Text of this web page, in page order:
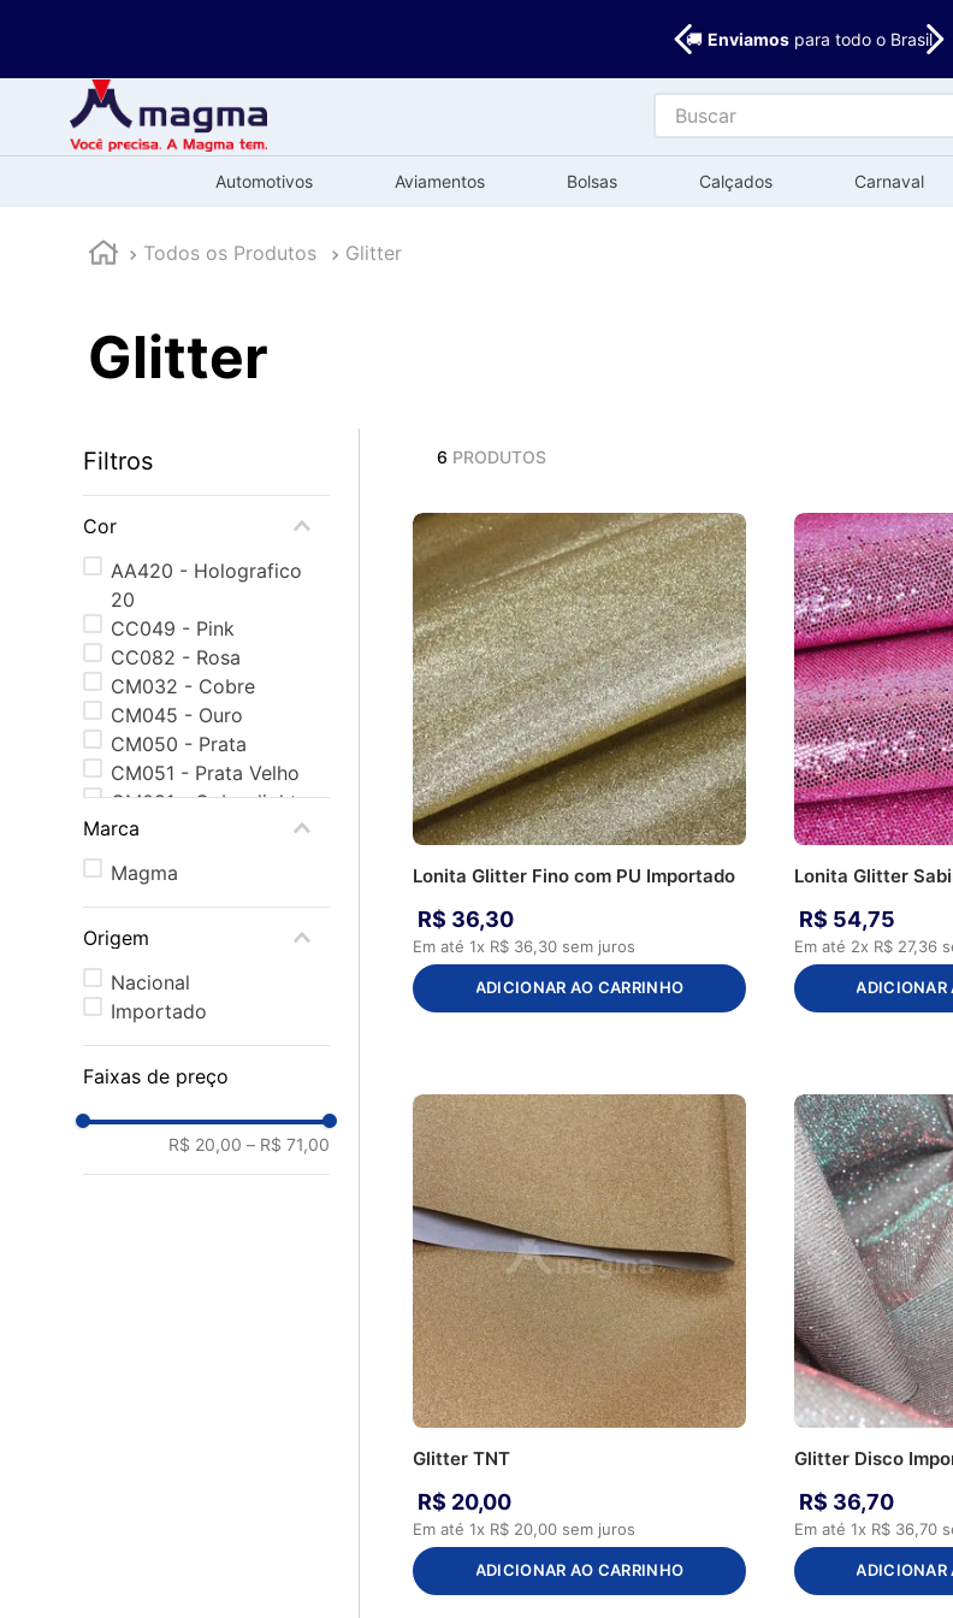
🚚 Enviamospara todo o Brasil
Buscar
Automotivos Aviamentos Bolsas Calçados Carnaval
Todos os Produtos Glitter
Glitter
Filtros
Cor
AA420 - Holografico
20
CC049 - Pink
CC082 - Rosa
CM032 - Cobre
CM045 - Ouro
CM050 - Prata
CM051 - Prata Velho
CM091 - Cobre light
CM095 - Ouro light
CS020 - Branco
CS054 - Rosa BB
CS057 - Roxo
D4949 - Pink/Pink
Marca
Magma
Origem
Nacional
Importado
Faixas de preço
R$ 20,00 – R$ 71,00
6 PRODUTOS
Lonita Glitter Fino com PU Importado
R$ 36,30
Em até1x R$ 36,30 sem juros
ADICIONAR AO CARRINHO
Lonita Glitter
R$ 54,75
Em até 2x R$ 27,36
ADICIONAR
Glitter TNT
R$ 20,00
Em até1x R$ 20,00 sem juros
ADICIONAR AO CARRINHO
Glitter Disco
R$ 36,70
Em até 1x R$ 36,70
ADICIONAR